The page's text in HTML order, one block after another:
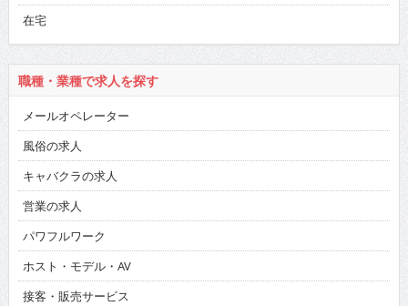
在宅
職種・業種で求人を探す
メールオペレーター
風俗の求人
キャバクラの求人
営業の求人
パワフルワーク
ホスト・モデル・AV
接客・販売サービス